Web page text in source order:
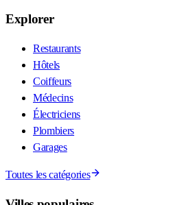
Explorer
Restaurants
Hôtels
Coiffeurs
Médecins
Électriciens
Plombiers
Garages
Toutes les catégories